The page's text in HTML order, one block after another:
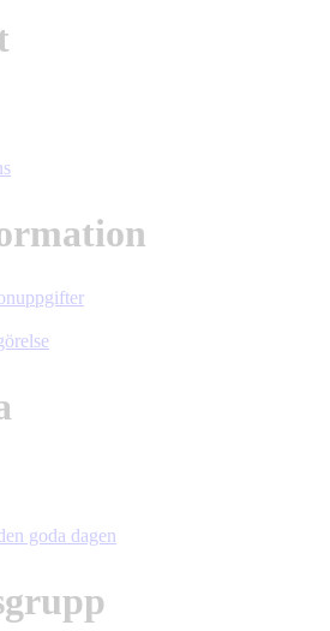
goda dagen